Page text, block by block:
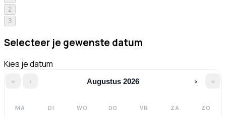
2
3
Selecteer je gewenste datum
Kies je datum
« ‹ Augustus 2026 › »
MA DI WO DO VR ZA ZO